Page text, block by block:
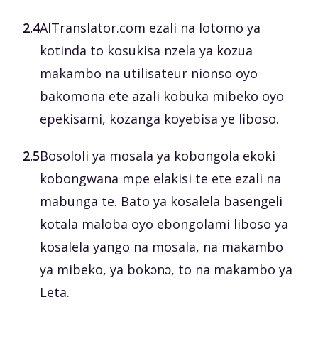
2.4AITranslator.com ezali na lotomo ya
kotinda to kosukisa nzela ya kozua
makambo na utilisateur nionso oyo
bakomona ete azali kobuka mibeko oyo
epekisami, kozanga koyebisa ye liboso.
2.5Bosololi ya mosala ya kobongola ekoki
kobongwana mpe elakisi te ete ezali na
mabunga te. Bato ya kosalela basengeli
kotala maloba oyo ebongolami liboso ya
kosalela yango na mosala, na makambo
ya mibeko, ya bokɔnɔ, to na makambo ya
Leta.